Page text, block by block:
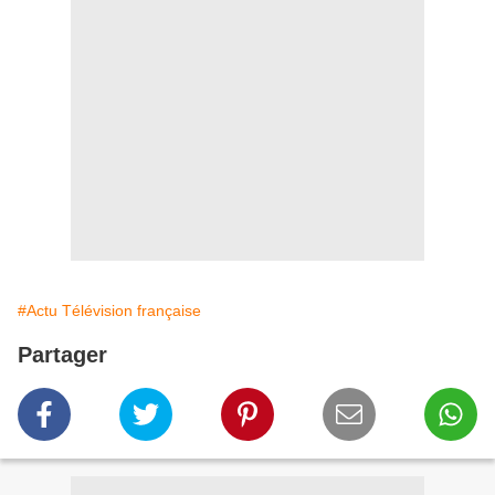
#Actu Télévision française
Partager